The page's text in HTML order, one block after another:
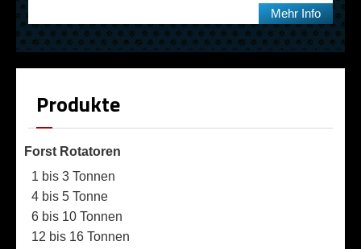
Mehr Info
Produkte
Forst Rotatoren
1 bis 3 Tonnen
4 bis 5 Tonne
6 bis 10 Tonnen
12 bis 16 Tonnen